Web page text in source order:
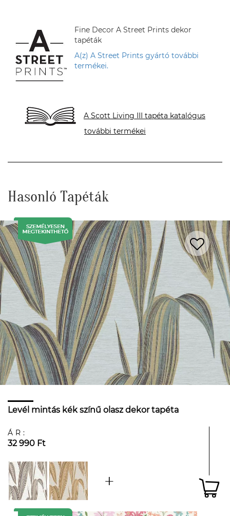
Fine Decor A Street Prints dekor
tapéták
A(z) A Street Prints gyártó további
termékei.
A Scott Living III tapéta katalógus
további termékei
Hasonló Tapéták
Levél mintás kék színű olasz dekor tapéta
ÁR:
32 990 Ft